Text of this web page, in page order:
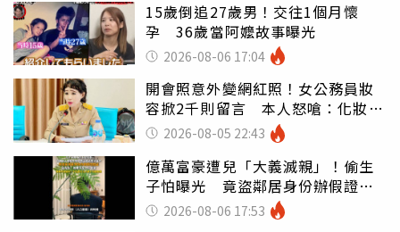
15歲倒追27歲男！交往1個月懷
孕 36歲當阿嬤故事曝光
2026-08-06 17:04
開會照意外變網紅照！女公務員妝
容掀2千則留言 本人怒嗆：化妝有
錯嗎2026-08-05 22:43
億萬富豪遭兒「大義滅親」！偷生
子怕曝光 竟盜鄰居身份辦假證落
戶 2026-08-06 17:53